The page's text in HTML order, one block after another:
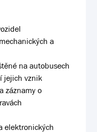
a
na autobusech
jejich vznik
záznamy o
elektronických